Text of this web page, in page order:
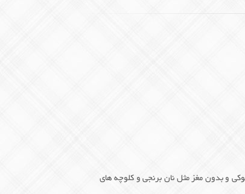
و بدون مغز مثل نان برنجی و کلوچه های